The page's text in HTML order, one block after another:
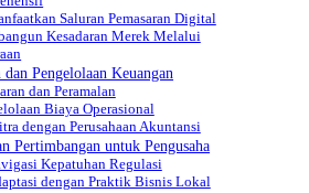
Saluran Pemasaran Digital
Kesadaran Merek Melalui
dan Pengelolaan Keuangan
dan Peramalan
Biaya Operasional
dengan Perusahaan Akuntansi
Pertimbangan untuk Pengusaha
Kepatuhan Regulasi
dengan Praktik Bisnis Lokal